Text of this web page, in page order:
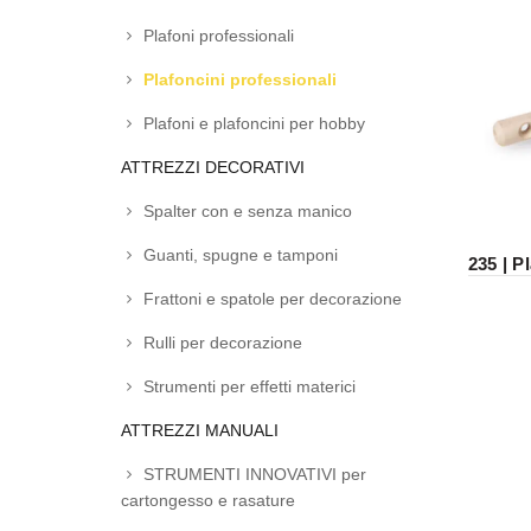
235 |
Plafoni professionali
Plafoncini professionali
Plafoni e plafoncini per hobby
ATTREZZI DECORATIVI
Spalter con e senza manico
Guanti, spugne e tamponi
Frattoni e spatole per decorazione
Rulli per decorazione
Strumenti per effetti materici
ATTREZZI MANUALI
STRUMENTI INNOVATIVI per
cartongesso e rasature